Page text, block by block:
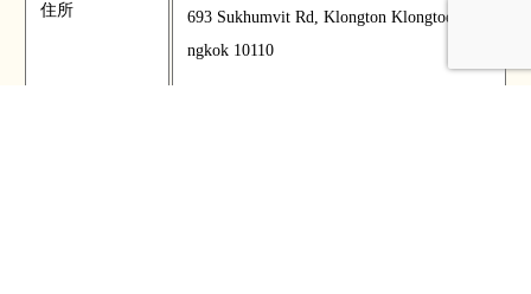
住所
693 Sukhumvit Rd, Klongton Klongtoey Ba
ngkok 10110